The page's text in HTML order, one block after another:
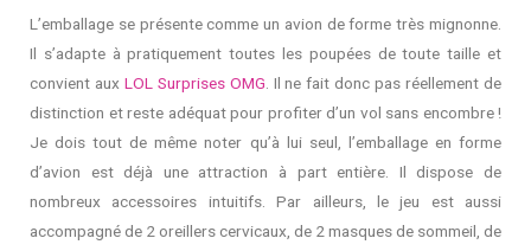
L’emballage se présente comme un avion de forme très mignonne.
Il s’adapte à pratiquement toutes les poupées de toute taille et
convient aux LOL Surprises OMG . Il ne fait donc pas réellement de
distinction et reste adéquat pour profiter d’un vol sans encombre !
Je dois tout de même noter qu’à lui seul, l’emballage en forme
d’avion est déjà une attraction à part entière. Il dispose de
nombreux accessoires intuitifs. Par ailleurs, le jeu est aussi
accompagné de 2 oreillers cervicaux, de 2 masques de sommeil, de